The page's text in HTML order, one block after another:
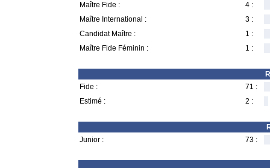
Maître Fide :
4 :
Maître International :
3 :
Candidat Maître :
1 :
Maître Fide Féminin :
1 :
Fide :
71 :
Estimé :
2 :
Junior :
73 :